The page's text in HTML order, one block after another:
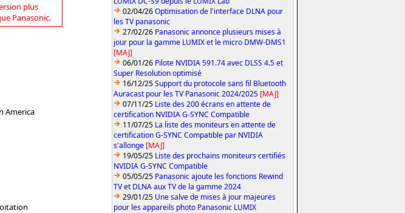
plus
Panasonic.
America
02/04/26Optimisation de l'interface DLNA pour
les TV panasonic
27/02/26 Panasonic annonce plusieurs mises à
jour pour la gamme LUMIX et le micro DMW-DMS1
[MAJ]
06/01/26 Pilote NVIDIA 591.74 avec DLSS 4.5 et
Super Resolution optimisé
16/12/25Support du protocole sans fil Bluetooth
Auracast pour les TV Panasonic 2024/2025 [MAJ]
07/11/25 Liste des 200 écrans en attente de
certification NVIDIA G-SYNC Compatible
11/07/25 La liste des moniteurs en attente de
certification G-SYNC Compatible par NVIDIA
s'allonge [MAJ]
19/05/25 Liste des prochains moniteurs certifiés
NVIDIA G-SYNC Compatible
05/05/25 Panasonic ajoute les fonctions Rewind
TV et DLNA aux TV de la gamme 2024
29/01/25 Une salve de mises à jour majeures
pour les appareils photo Panasonic LUMIX